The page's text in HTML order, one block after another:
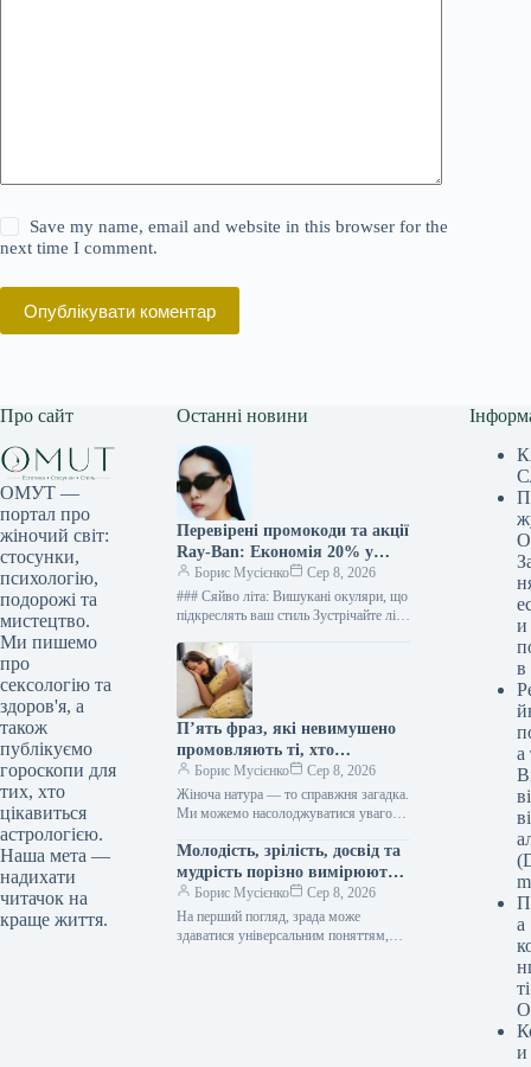
Save my name, email and website in this browser for the
next time I comment.
Опублікувати коментар
Про сайт
ОМУТ —
портал про
жіночий світ:
стосунки,
психологію,
подорожі та
мистецтво.
Ми пишемо
про
сексологію та
здоров'я, а
також
публікуємо
гороскопи для
тих, хто
цікавиться
астрологією.
Наша мета —
надихати
читачок на
краще життя.
Останні новини
Перевірені промокоди та акції
Ray-Ban: Економія 20% у
серпні 2026
Борис Мусієнко
Сер 8, 2026
### Сяйво літа: Вишукані окуляри, що
підкреслять ваш стиль Зустрічайте літо
елегантність бездоганним аксесуаром.
Класика,…
П’ять фраз, які невимушено
промовляють ті, хто
закохується мовчки, як шепіт
зірок
Борис Мусієнко
Сер 8, 2026
Жіноча натура — то справжня загадка.
Ми можемо насолоджуватися увагою
проводити час у їхній компанії, й…
Молодість, зрілість, досвід та
мудрість порізно вимірюють
вірність у серцях.
Борис Мусієнко
Сер 8, 2026
На перший погляд, зрада може
здаватися універсальним поняттям,
и
в
а
а
и